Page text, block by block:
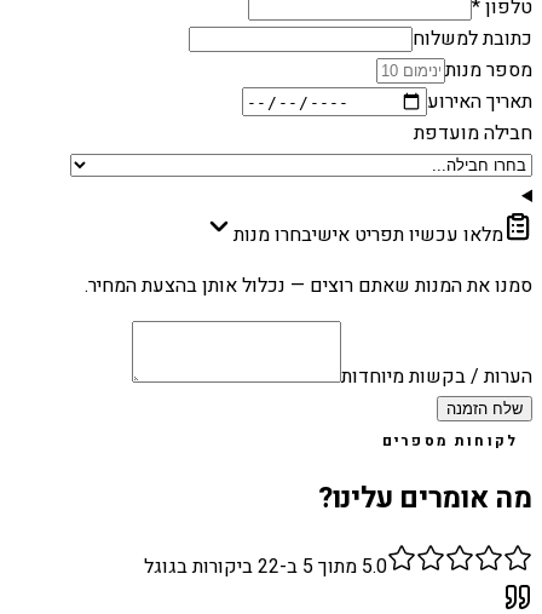
טלפון *
כתובת למשלוח
מספר מנות
תאריך האירוע
חבילה מועדפת
מלאו עכשיו תפריט אישיבחרו מנות
סמנו את המנות שאתם רוצים — נכלול אותן בהצעת המחיר.
הערות / בקשות מיוחדות
שלח הזמנה
לקוחות מספרים
מה אומרים עלינו?
5.0 מתוך 5 ב- 22ביקורות בגוגל